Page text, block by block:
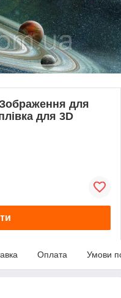
для
для 3D
Оплата Умови